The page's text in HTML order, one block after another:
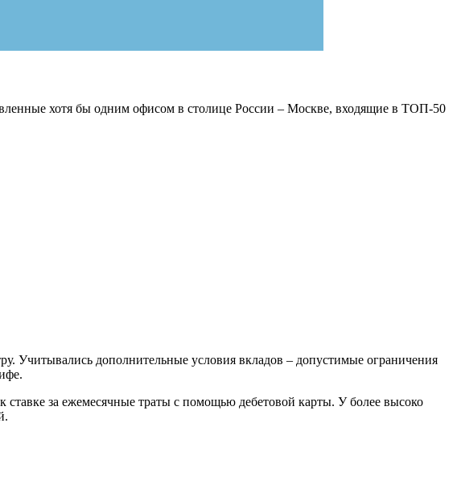
хотя бы одним офисом в столице России – Москве, входящие в ТОП-50
Учитывались дополнительные условия вкладов – допустимые ограничения
ставке за ежемесячные траты с помощью дебетовой карты. У более высоко